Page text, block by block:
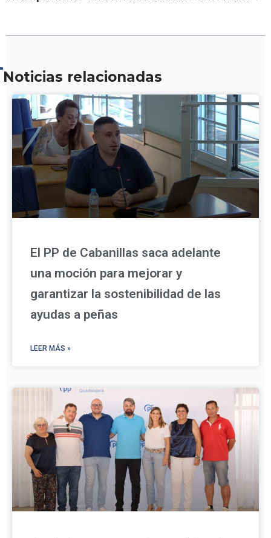
Noticias relacionadas
El PP de Cabanillas saca adelante
una moción para mejorar y
garantizar la sostenibilidad de las
ayudas a peñas
LEER MÁS »